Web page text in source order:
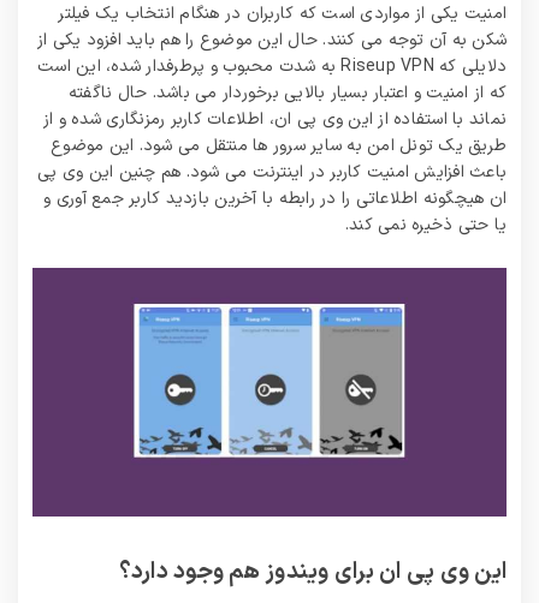
امنیت یکی از مواردی است که کاربران در هنگام انتخاب یک فیلتر
شکن به آن توجه می کنند. حال این موضوع را هم باید افزود یکی از
دلایلی که Riseup VPN به شدت محبوب و پرطرفدار شده، این است
که از امنیت و اعتبار بسیار بالایی برخوردار می باشد. حال ناگفته
نماند با استفاده از این وی پی ان، اطلاعات کاربر رمزنگاری شده و از
طریق یک تونل امن به سایر سرور ها منتقل می‌ شود. این موضوع
باعث افزایش امنیت کاربر در اینترنت می‌ شود. هم چنین این وی پی
ان هیچگونه اطلاعاتی را در رابطه با آخرین بازدید کاربر جمع آوری و
یا حتی ذخیره نمی کند.
این وی پی ان برای ویندوز هم وجود دارد؟